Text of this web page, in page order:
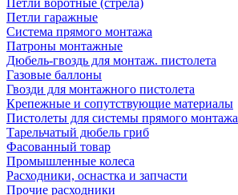
Петли воротные (стрела)
Петли гаражные
Система прямого монтажа
Патроны монтажные
Дюбель-гвоздь для монтаж. пистолета
Газовые баллоны
Гвозди для монтажного пистолета
Крепежные и сопутствующие материалы
Пистолеты для системы прямого монтажа
Тарельчатый дюбель гриб
Фасованный товар
Промышленные колеса
Расходники, оснастка и запчасти
Прочие расходники